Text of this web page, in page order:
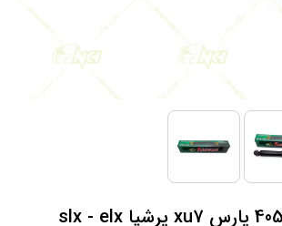
کمک فنر عقب 405 پارس xu7 پرشیا slx - elx